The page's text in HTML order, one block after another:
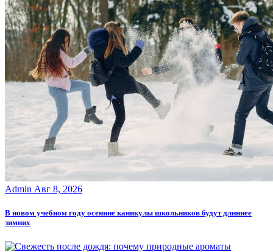
Admin Авг 8, 2026
В новом учебном году осенние каникулы школьников будут длиннее
зимних